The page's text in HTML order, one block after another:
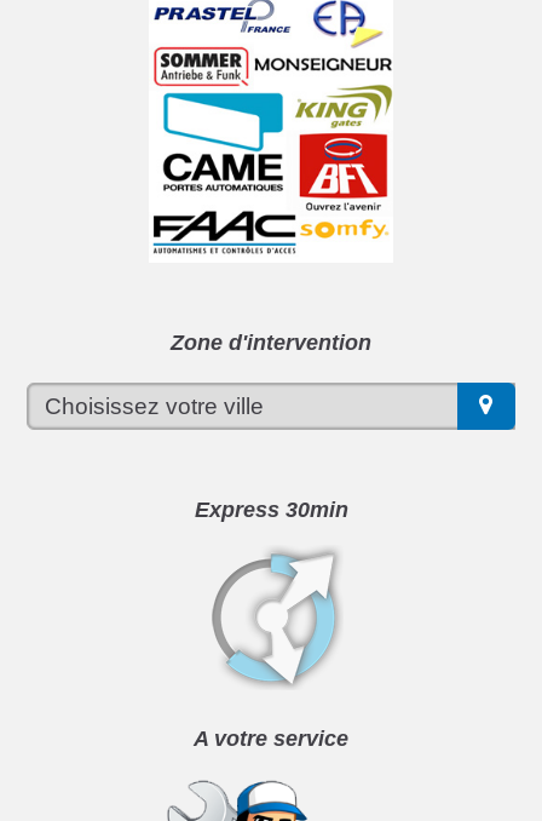
Zone d'intervention
Express 30min
A votre service